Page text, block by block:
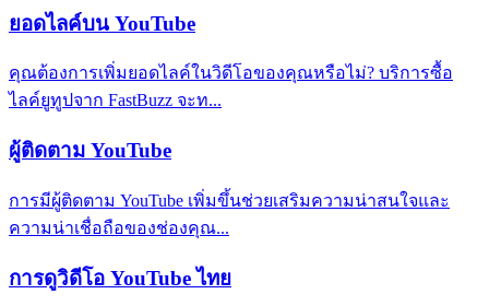
ยอดไลค์บน YouTube
คุณต้องการเพิ่มยอดไลค์ในวิดีโอของคุณหรือไม่? บริการซื้อ
ไลค์ยูทูปจาก FastBuzz จะท...
ผู้ติดตาม YouTube
การมีผู้ติดตาม YouTube เพิ่มขึ้นช่วยเสริมความน่าสนใจและ
ความน่าเชื่อถือของช่องคุณ...
การดูวิดีโอ YouTube ไทย